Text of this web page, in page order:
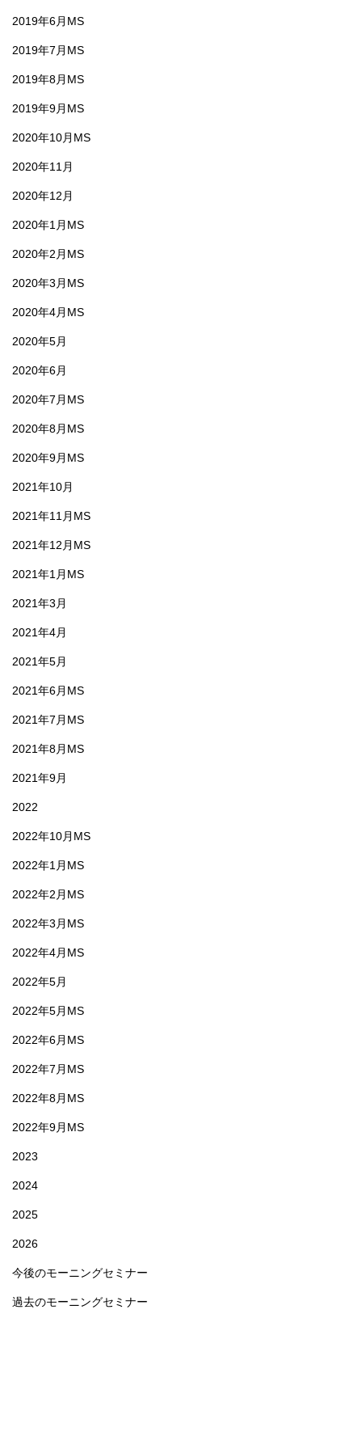
2019年6月MS
2019年7月MS
2019年8月MS
2019年9月MS
2020年10月MS
2020年11月
2020年12月
2020年1月MS
2020年2月MS
2020年3月MS
2020年4月MS
2020年5月
2020年6月
2020年7月MS
2020年8月MS
2020年9月MS
2021年10月
2021年11月MS
2021年12月MS
2021年1月MS
2021年3月
2021年4月
2021年5月
2021年6月MS
2021年7月MS
2021年8月MS
2021年9月
2022
2022年10月MS
2022年1月MS
2022年2月MS
2022年3月MS
2022年4月MS
2022年5月
2022年5月MS
2022年6月MS
2022年7月MS
2022年8月MS
2022年9月MS
2023
2024
2025
2026
今後のモーニングセミナー
過去のモーニングセミナー